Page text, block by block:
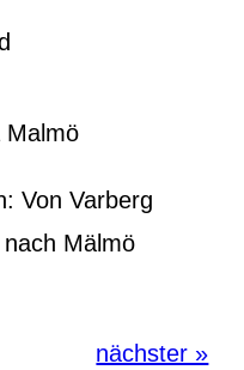
Malmö
Von Varberg
Mälmö
nächster »